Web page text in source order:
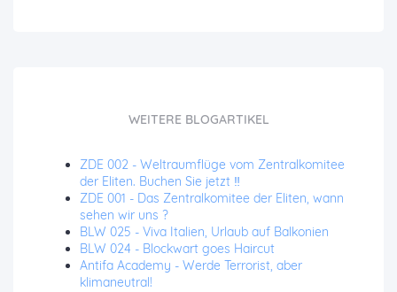
WEITERE BLOGARTIKEL
ZDE 002 - Weltraumflüge vom Zentralkomitee
der Eliten. Buchen Sie jetzt ‼️
ZDE 001 - Das Zentralkomitee der Eliten, wann
sehen wir uns ?
BLW 025 - Viva Italien, Urlaub auf Balkonien
BLW 024 - Blockwart goes Haircut
Antifa Academy - Werde Terrorist, aber
klimaneutral!